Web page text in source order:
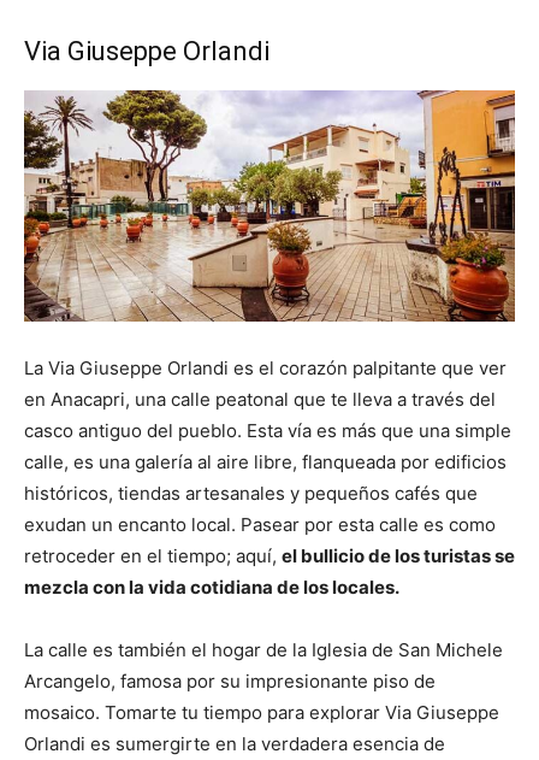
Via Giuseppe Orlandi
La Via Giuseppe Orlandi es el corazón palpitante que ver
en Anacapri, una calle peatonal que te lleva a través del
casco antiguo del pueblo. Esta vía es más que una simple
calle, es una galería al aire libre, flanqueada por edificios
históricos, tiendas artesanales y pequeños cafés que
exudan un encanto local. Pasear por esta calle es como
retroceder en el tiempo; aquí, el bullicio de los turistas se
mezcla con la vida cotidiana de los locales.
La calle es también el hogar de la Iglesia de San Michele
Arcangelo, famosa por su impresionante piso de
mosaico. Tomarte tu tiempo para explorar Via Giuseppe
Orlandi es sumergirte en la verdadera esencia de